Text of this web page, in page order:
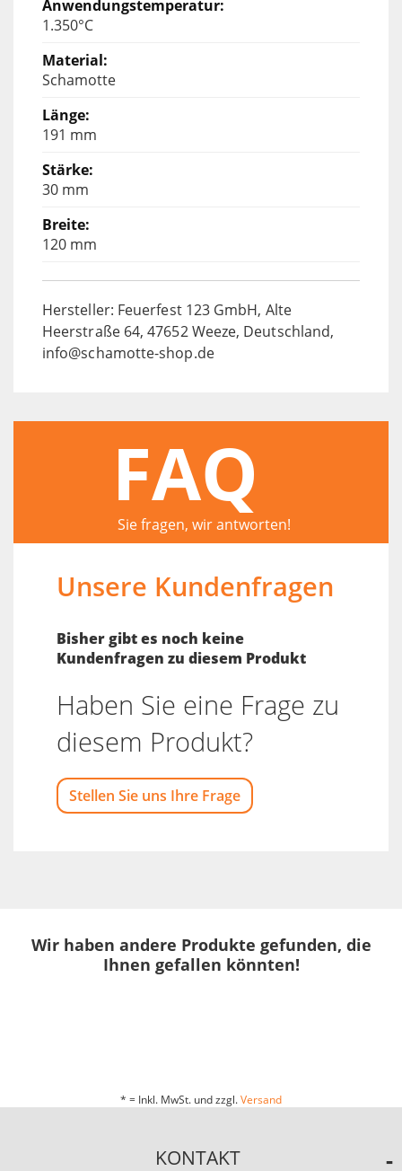
1.350°C
Schamotte
191 mm
30 mm
120 mm
Hersteller: Feuerfest 123 GmbH, Alte
Heerstraße 64, 47652 Weeze, Deutschland,
info@schamotte-shop.de
FAQ
Sie fragen, wir antworten!
Unsere Kundenfragen
Bisher gibt es noch keine
Kundenfragen zu diesem Produkt
Haben Sie eine Frage zu
diesem Produkt?
Stellen Sie uns Ihre Frage
Wir haben andere Produkte gefunden, die
Ihnen gefallen könnten!
* = Inkl. MwSt. und zzgl.Versand
KONTAKT